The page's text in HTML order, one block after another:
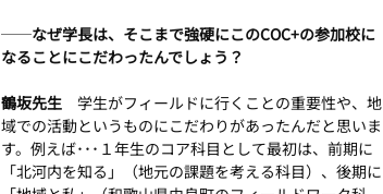
──なぜ学長は、そこまで強硬にこのCOC+の参加校に
なることにこだわったんでしょう？
鶴坂先生 学生がフィールドに行くことの重要性や、地
域での活動というものにこだわりがあったんだと思いま
す。例えば･･･１年生のコア科目として最初は、前期に
「北河内を知る」（地元の課題を考える科目）、後期に